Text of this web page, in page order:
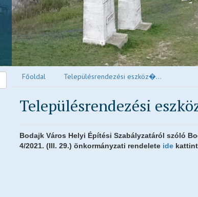
Főoldal Településrendezési eszköz�...
Településrendezési
Bodajk Város Helyi Építési Szabályzatáról szóló
4/2021. (III. 29.) önkormányzati rendelete ide